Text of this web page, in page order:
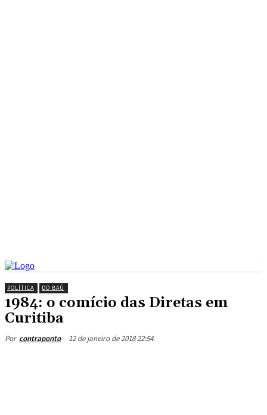
POLÍTICA DO BAÚ
1984: o comício das Diretas em
Curitiba
Por contraponto 12 de janeiro de 2018 22:54